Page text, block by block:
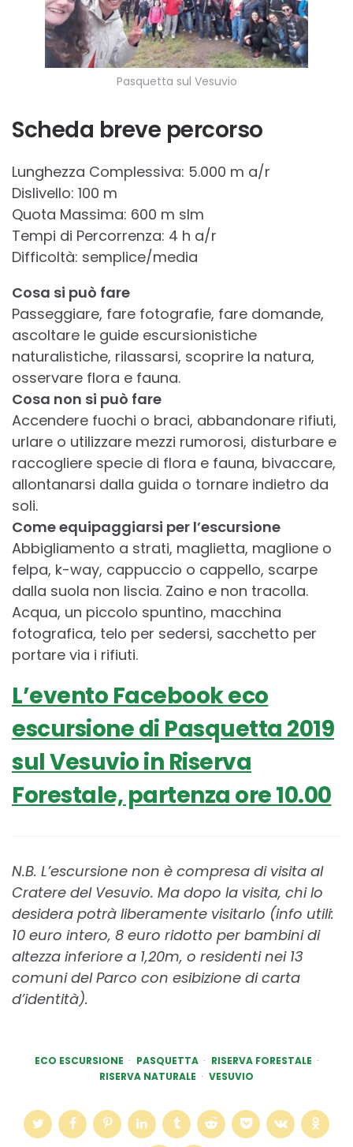
Pasquetta sul Vesuvio
Scheda breve percorso
Lunghezza Complessiva: 5.000 m a/r
Dislivello: 100 m
Quota Massima: 600 m slm
Tempi di Percorrenza: 4 h a/r
Difficoltà: semplice/media
Cosa si può fare
Passeggiare, fare fotografie, fare domande,
ascoltare le guide escursionistiche
naturalistiche, rilassarsi, scoprire la natura,
osservare flora e fauna.
Cosa non si può fare
Accendere fuochi o braci, abbandonare rifiuti,
urlare o utilizzare mezzi rumorosi, disturbare e
raccogliere specie di flora e fauna, bivaccare,
allontanarsi dalla guida o tornare indietro da
soli.
Come equipaggiarsi per l’escursione
Abbigliamento a strati, maglietta, maglione o
felpa, k-way, cappuccio o cappello, scarpe
dalla suola non liscia. Zaino e non tracolla.
Acqua, un piccolo spuntino, macchina
fotografica, telo per sedersi, sacchetto per
portare via i rifiuti.
L’evento Facebook eco
escursione di Pasquetta 2019
sul Vesuvio in Riserva
Forestale, partenza ore 10.00
N.B. L’escursione non è compresa di visita al
Cratere del Vesuvio. Ma dopo la visita, chi lo
desidera potrà liberamente visitarlo (info utili:
10 euro intero, 8 euro ridotto per bambini di
altezza inferiore a 1,20m, o residenti nei 13
comuni del Parco con esibizione di carta
d’identità).
ECO ESCURSIONE PASQUETTA
RISERVA FORESTALE
RISERVA NATURALE
VESUVIO